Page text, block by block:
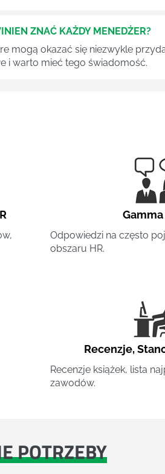
ZNAĆ KAŻDY MENEDŻER?
mogą okazać się niezwykle
i warto mieć tego świadomość.
Odpowiedzi na często
obszaru HR.
Recenzje,
Recenzje książek, lista
zawodów.
POTRZEBY